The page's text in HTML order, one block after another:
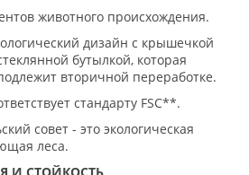
животного происхождения.
дизайн с крышечкой
бутылкой, которая
вторичной переработке.
стандарту FSC**.
совет - это экологическая
леса.